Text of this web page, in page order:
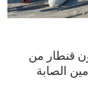
قنطار من
الصابة